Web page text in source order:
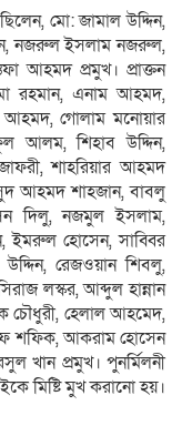
মো: জামাল উদ্দিন,
নজরুল ইসলাম নজরুল,
আহমদ প্রমুখ। প্রাক্তন
রহমান, এনাম আহমদ,
গোলাম মনোয়ার
আলম, শিহাব উদ্দিন,
শাহরিয়ার আহমদ
আহমদ শাহজান, বাবলু
দিলু, নজমুল ইসলাম,
হোসেন, সাব্বির
রেজওয়ান শিবলু,
লস্কর, আব্দুল হান্নান
চৌধুরী, হেলাল আহমেদ,
শফিক, আকরাম হোসেন
খান প্রমুখ। পুনর্মিলনী
মিষ্টি মুখ করানো হয়।